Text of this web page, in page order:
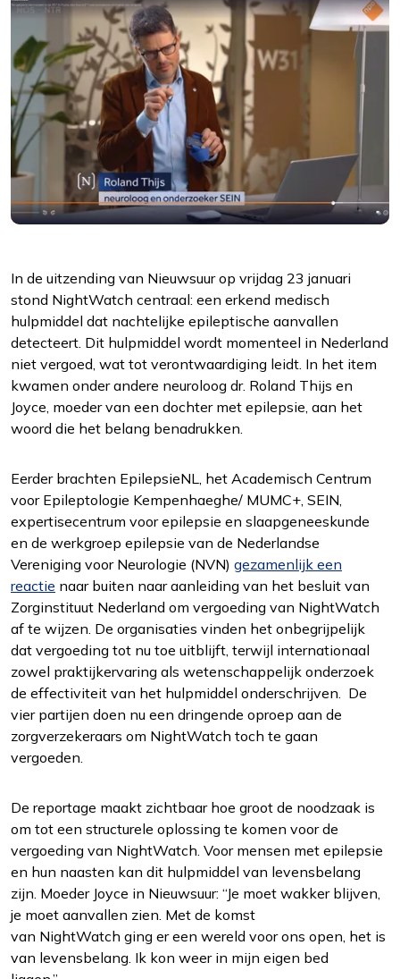
Functioneel
Alleen de cookies plaatsen die nodig zijn om
de inhoud van de website goed te kunnen
bekijken.
Statistieken
Ook de cookies plaatsen die nodig zijn om te
zien of wij de juiste doelgroep bereiken.
Interesses
Om het gebruik van de website af te
stemmen op uw wensen en interesses.
In de uitzending van Nieuwsuur op vrijdag 23 januari
stond NightWatch centraal: een erkend medisch
hulpmiddel dat nachtelijke epileptische aanvallen
detecteert. Dit hulpmiddel wordt momenteel in Nederland
niet vergoed, wat tot verontwaardiging leidt. In het item
kwamen onder andere neuroloog dr. Roland Thijs en
Joyce, moeder van een dochter met epilepsie, aan het
woord die het belang benadrukken.
Eerder brachten EpilepsieNL, het Academisch Centrum
voor Epileptologie Kempenhaeghe/ MUMC+, SEIN,
expertisecentrum voor epilepsie en slaapgeneeskunde
en de werkgroep epilepsie van de Nederlandse
Vereniging voor Neurologie (NVN) gezamenlijk een
reactie naar buiten naar aanleiding van het besluit van
Zorginstituut Nederland om vergoeding van NightWatch
af te wijzen. De organisaties vinden het onbegrijpelijk
dat vergoeding tot nu toe uitblijft, terwijl internationaal
zowel praktijkervaring als wetenschappelijk onderzoek
de effectiviteit van het hulpmiddel onderschrijven. De
vier partijen doen nu een dringende oproep aan de
zorgverzekeraars om NightWatch toch te gaan
vergoeden.
De reportage maakt zichtbaar hoe groot de noodzaak is
om tot een structurele oplossing te komen voor de
vergoeding van NightWatch. Voor mensen met epilepsie
en hun naasten kan dit hulpmiddel van levensbelang
zijn. Moeder Joyce in Nieuwsuur: “Je moet wakker blijven,
je moet aanvallen zien. Met de komst
van NightWatch ging er een wereld voor ons open, het is
van levensbelang. Ik kon weer in mijn eigen bed